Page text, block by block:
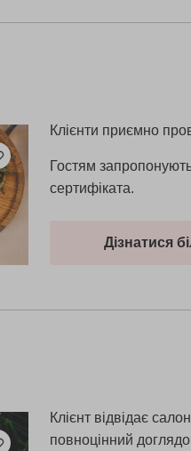
Клієнти приємно
Гостям
сертифіката.
Дізнатися
Клієнт відвідає
повноцінний